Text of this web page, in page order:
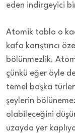
eden indirgeyici
Atomik tablo o
kafa karıştırıcı
bölünmezlik.
çünkü eğer öyle
temel başka
şeylerin
olabileceğini
uzayda yer